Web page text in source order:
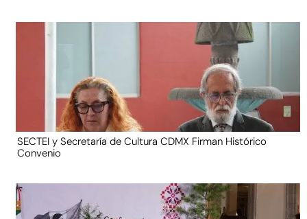
SECTEI y Secretaría de Cultura CDMX Firman Histórico
Convenio